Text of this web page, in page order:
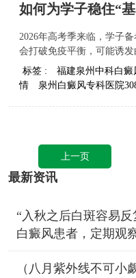
如何为学子稳住“基
2026年高考季来临，学子
会打破免疫平衡，可能诱
标签 :
福建泉州中科白
情
泉州白癜风专科医院
上一页
最新资讯
“入秋之后白斑容易反
白癜风患者，定期观
（八月紫外线不可小